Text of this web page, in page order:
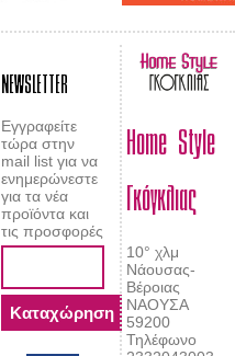
NEWSLETTER
Εγγραφείτε
τώρα στην
mail list για να
ενημερώνεστε
για τα νέα
προϊόντα και
τις προσφορές
Home Style
Γκόγκλιας
10° χλμ
Νάουσας-
Βέροιας
ΝΑΟΥΣΑ
59200
Τηλέφωνο